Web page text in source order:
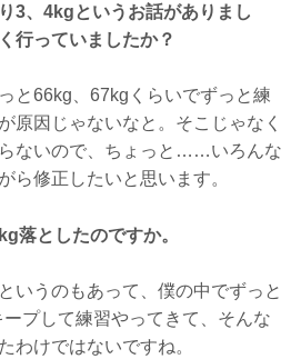
3、4kgというお話がありまし
行っていましたか？
と66kg、67kgくらいでずっと練
原因じゃないなと。そこじゃなく
ないので、ちょっと……いろんな
ら修正したいと思います。
落としたのですか。
いうのもあって、僕の中でずっと
プして練習やってきて、そんな
わけではないですね。